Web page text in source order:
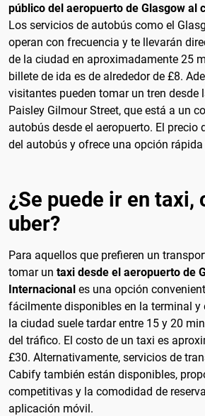
público del aeropuerto de Glasgow al
Los servicios de autobús como el
operan con frecuencia y te llevarán
de la ciudad en aproximadamente 25
billete de ida es de alrededor de £8.
visitantes pueden tomar un tren desde
Paisley Gilmour Street, que está a un
autobús desde el aeropuerto. El precio
del autobús y ofrece una opción rápida
¿Se puede ir en taxi,
uber?
Para aquellos que prefieren un
tomar un taxi desde el aeropuerto de
Internacional es una opción
fácilmente disponibles en la terminal y
la ciudad suele tardar entre 15 y 20
del tráfico. El costo de un taxi es
£30. Alternativamente, servicios de
Cabify también están disponibles,
competitivas y la comodidad de
aplicación móvil.